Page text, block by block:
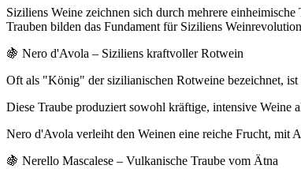
Siziliens Weine zeichnen sich durch mehrere
Trauben bilden das Fundament für Siziliens
🍇 Nero d'Avola – Siziliens kraftvoller Rotwein
Oft als "König" der sizilianischen Rotweine bezeichnet,
Diese Traube produziert sowohl kräftige, intensive Weine
Nero d'Avola verleiht den Weinen eine reiche Frucht, mit
🍇 Nerello Mascalese – Vulkanische Traube vom Ätna